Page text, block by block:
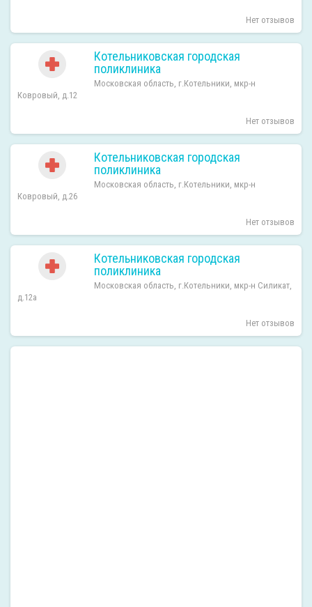
Нет отзывов
Котельниковская городская
поликлиника
Московская область, г.Котельники, мкр-н
Ковровый, д.12
Нет отзывов
Котельниковская городская
поликлиника
Московская область, г.Котельники, мкр-н
Ковровый, д.26
Нет отзывов
Котельниковская городская
поликлиника
Московская область, г.Котельники, мкр-н Силикат,
д.12а
Нет отзывов